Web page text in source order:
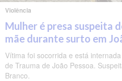
Violência
Mulher é presa suspeita
mãe durante surto em
Vítima foi socorrida e está
de Trauma de João Pessoa.
Branco.